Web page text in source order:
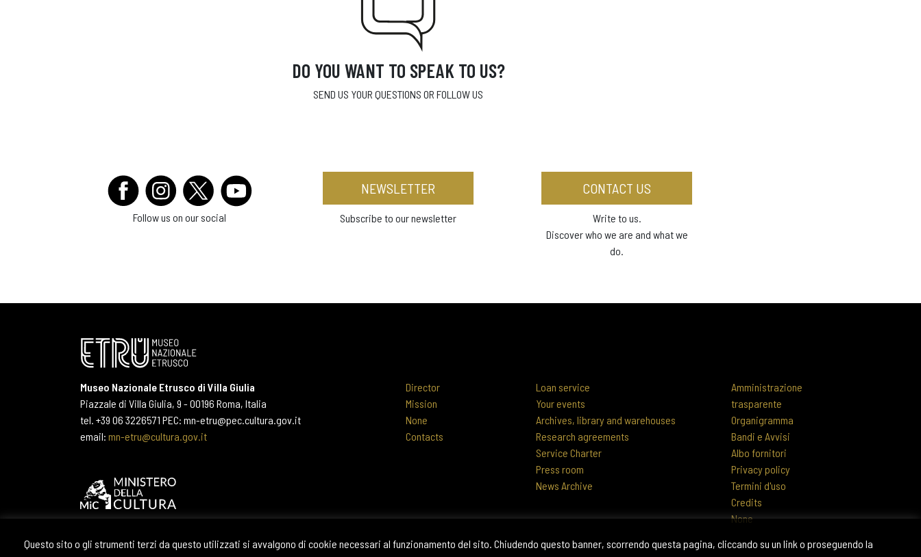
Questo sito o gli strumenti terzi da questo utilizzati si avvalgono di cookie necessari al funzionamento del sito. Chiudendo questo banner, scorrendo questa pagina, cliccando su un link o proseguendo la
DO YOU WANT TO SPEAK TO US?
SEND US YOUR QUESTIONS OR FOLLOW US
Follow us on our social
NEWSLETTER
Subscribe to our newsletter
CONTACT US
Write to us.
Discover who we are and what we
do.
Museo Nazionale Etrusco di Villa Giulia
Piazzale di Villa Giulia, 9 - 00196 Roma, Italia
tel. +39 06 3226571 PEC: mn-etru@pec.cultura.gov.it
email: mn-etru@cultura.gov.it
Director
Mission
None
Contacts
Loan service
Your events
Archives, library and warehouses
Research agreements
Service Charter
Press room
News Archive
Amministrazione
trasparente
Organigramma
Bandi e Avvisi
Albo fornitori
Privacy policy
Termini d'uso
Credits
None